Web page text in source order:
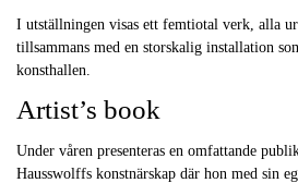
I utställningen visas ett femtiotal verk, alla ur
tillsammans med en storskalig installation
konsthallen.
Artist’s book
Under våren presenteras en omfattande
Hausswolffs konstnärskap där hon med sin